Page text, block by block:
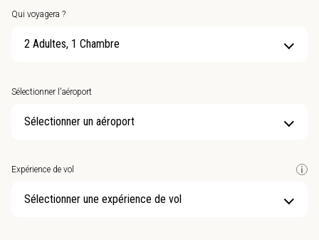
Qui voyagera ?
2 Adultes, 1 Chambre
Sélectionner l'aéroport
Sélectionner un aéroport
Expérience de vol
Sélectionner une expérience de vol